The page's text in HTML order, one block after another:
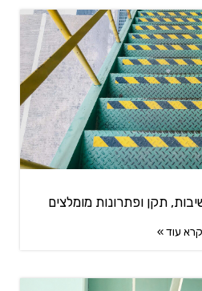
תקן ופתרונות מומלצים
קרא עוד »